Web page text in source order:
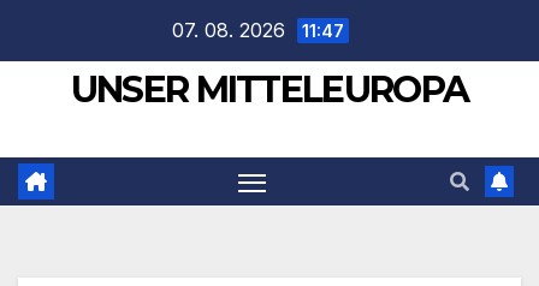
springen
07. 08. 2026 11:47
UNSER MITTELEUROPA